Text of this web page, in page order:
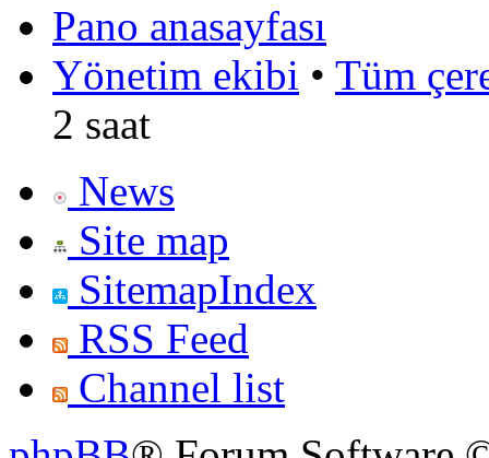
Pano anasayfası
Yönetim ekibi • Tüm
2 saat
News
Site map
SitemapIndex
RSS Feed
Channel list